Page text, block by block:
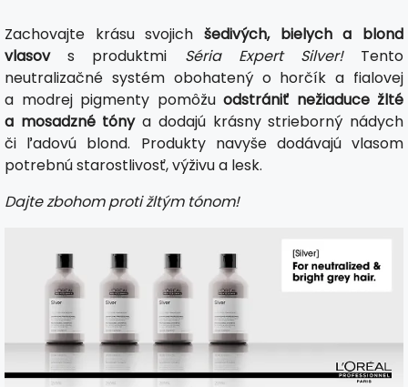
Zachovajte krásu svojich šedivých, bielych a blond
vlasovs produktmi Séria Expert Silver!Tento
neutralizačné systém obohatený o horčík a fialovej
a modrej pigmenty pomôžu odstrániť nežiaduce žlté
a mosadzné tónya dodajú krásny strieborný nádych
či ľadovú blond. Produkty navyše dodávajú vlasom
potrebnú starostlivosť, výživu a lesk.
Dajte zbohom proti žltým tónom!